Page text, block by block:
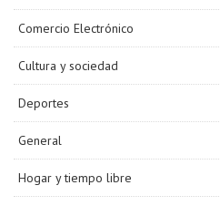
Comercio Electrónico
Cultura y sociedad
Deportes
General
Hogar y tiempo libre